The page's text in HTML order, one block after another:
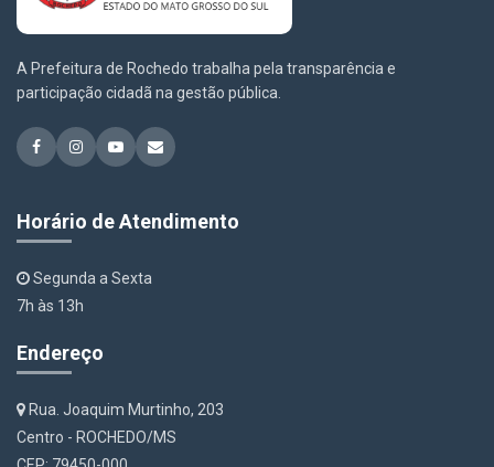
A Prefeitura de Rochedo trabalha pela transparência e
participação cidadã na gestão pública.
Horário de Atendimento
Segunda a Sexta
7h às 13h
Endereço
Rua. Joaquim Murtinho, 203
Centro - ROCHEDO/MS